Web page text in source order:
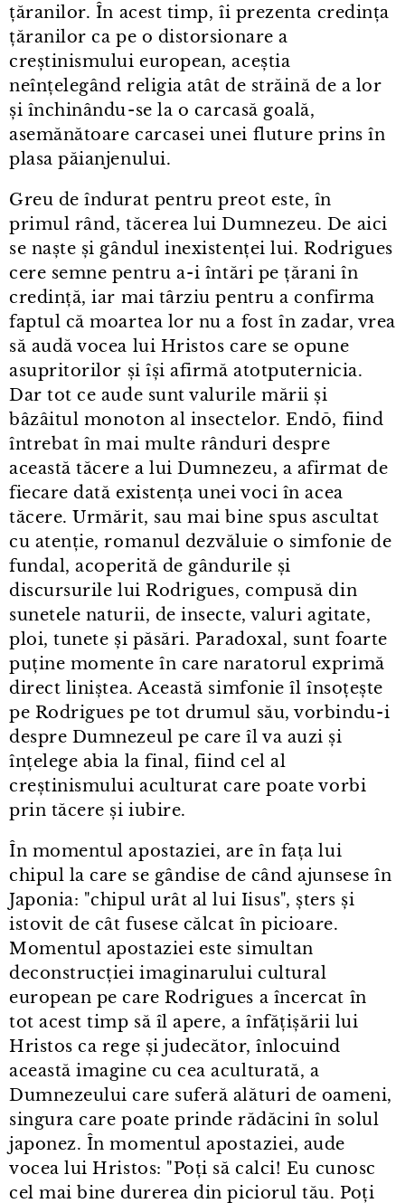
țăranilor. În acest timp, îi prezenta credința
țăranilor ca pe o distorsionare a
creștinismului european, aceștia
neînțelegând religia atât de străină de a lor
și închinându⁠-⁠se la o carcasă goală,
asemănătoare carcasei unei fluture prins în
plasa păianjenului.
Greu de îndurat pentru preot este, în
primul rând, tăcerea lui Dumnezeu. De aici
se naște și gândul inexistenței lui. Rodrigues
cere semne pentru a⁠-⁠i întări pe țărani în
credință, iar mai târziu pentru a confirma
faptul că moartea lor nu a fost în zadar, vrea
să audă vocea lui Hristos care se opune
asupritorilor și își afirmă atotputernicia.
Dar tot ce aude sunt valurile mării și
bâzâitul monoton al insectelor. Endō, fiind
întrebat în mai multe rânduri despre
această tăcere a lui Dumnezeu, a afirmat de
fiecare dată existența unei voci în acea
tăcere. Urmărit, sau mai bine spus ascultat
cu atenție, romanul dezvăluie o simfonie de
fundal, acoperită de gândurile și
discursurile lui Rodrigues, compusă din
sunetele naturii, de insecte, valuri agitate,
ploi, tunete și păsări. Paradoxal, sunt foarte
puține momente în care naratorul exprimă
direct liniștea. Această simfonie îl însoțește
pe Rodrigues pe tot drumul său, vorbindu⁠-⁠i
despre Dumnezeul pe care îl va auzi și
înțelege abia la final, fiind cel al
creștinismului aculturat care poate vorbi
prin tăcere și iubire.
În momentul apostaziei, are în fața lui
chipul la care se gândise de când ajunsese în
Japonia: "chipul urât al lui Iisus", șters și
istovit de cât fusese călcat în picioare.
Momentul apostaziei este simultan
deconstrucției imaginarului cultural
european pe care Rodrigues a încercat în
tot acest timp să îl apere, a înfățișării lui
Hristos ca rege și judecător, înlocuind
această imagine cu cea aculturată, a
Dumnezeului care suferă alături de oameni,
singura care poate prinde rădăcini în solul
japonez. În momentul apostaziei, aude
vocea lui Hristos: "Poți să calci! Eu cunosc
cel mai bine durerea din piciorul tău. Poți